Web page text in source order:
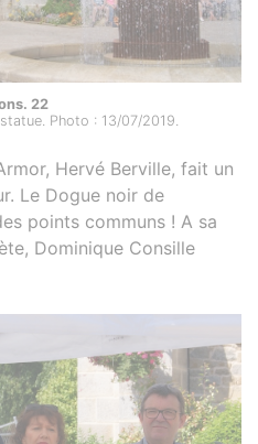
22
Photo : 13/07/2019.
Hervé Berville, fait un
Le Dogue noir de
points communs ! A sa
Dominique Consille